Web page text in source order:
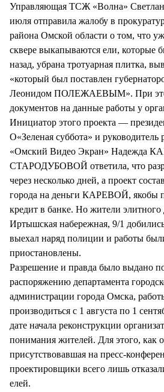
Управляющая ТСЖ «Волна»
июля отправила жалобу в
района Омской области о том, что
сквере выкапываются ели, которые
назад, убрана тротуарная плитка,
«который был поставлен
Леонидом ПОЛЕЖАЕВЫМ». При
документов на данные работы у
Инициатор этого проекта —
О«Зеленая суббота» и руководитель
«Омский Видео Экран» Надежда
СТАРОДУБОВОЙ ответила, что
через несколько дней, а проект
города на деньги КАРЕВОЙ, якобы
кредит в банке. Но жители элитного
Иртышская набережная, 9/1
выехал наряд полиции и работы
приостановлены.
Разрешение и правда было выдано
распоряжению департамента
администрации города Омска,
производиться с 1 августа по 1
дате начала реконструкции
понимания жителей. Для этого, как
присутствовавшая на пресс-
проектировщики всего лишь
елей.